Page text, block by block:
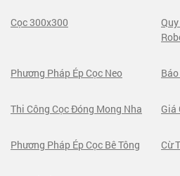
Cọc 300x300
Phương Pháp Ép Cọc Neo
Thi Công Cọc Đóng Mong Nha Giá
Phương Pháp Ép Cọc Bê Tông Cừ